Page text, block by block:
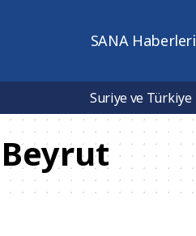
SANA Haberleri
Suriye ve Türkiye
Beyrut